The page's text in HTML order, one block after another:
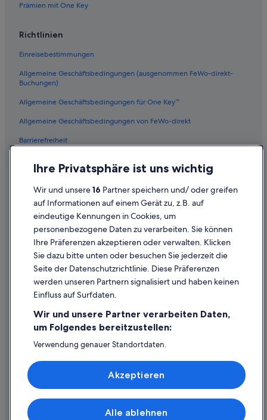
Prämien mit One Key
Richtlinien
Einreisebestimmungen
Allgemeine Geschäftsbedingungen (ausgenommen FeWo-direkt-
Buchungen)
Allgemeine Geschäftsbedingungen für One Key™
Allgemeine Geschäftsbedingungen von FeWo-direkt
Barrierefreiheit
Inhaltsrichtlinien und Melden von Inhalten
Hilfe
Hilfe
Flug stornieren
Rückerstattungsdauer
Expedia-Gutschein einlösen
Internationale Reisedokumente
© 2026 Expedia, Inc., ein Unternehmen der Expedia Group. Alle Rechte
Ihre Privatsphäre ist uns wichtig
Wir und unsere16 Partner speichern und/ oder greifen
auf Informationen auf einem Gerät zu, z.B. auf
eindeutige Kennungen in Cookies, um
personenbezogene Daten zu verarbeiten. Sie können
Ihre Präferenzen akzeptieren oder verwalten. Klicken
Sie dazu bitte unten oder besuchen Sie jederzeit die
Seite der Datenschutzrichtlinie. Diese Präferenzen
werden unseren Partnern signalisiert und haben keinen
Einfluss auf Surfdaten.
Wir und unsere Partner verarbeiten Daten,
um Folgendes bereitzustellen:
Verwendung genauer Standortdaten.
Speichern von oder Zugriff auf Informationen auf einem
Endgerät. Personalisierte Werbung und Inhalte, Messung
von Werbeleistung und der Performance von Inhalten,
Alle ablehnen
Akzeptieren